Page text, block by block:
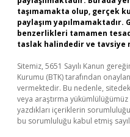
taşımamakta olup, gerçek
paylaşım
benzerlikleri tamamen
taslak halindedir ve tavsiye
Sitemiz, 5651 Sayılı Kanun
Kurumu (BTK) tarafından
vermektedir. Bu nedenle,
veya araştırma
yazdıkları içeriklerin
bu sorumluluğu kabul etmiş